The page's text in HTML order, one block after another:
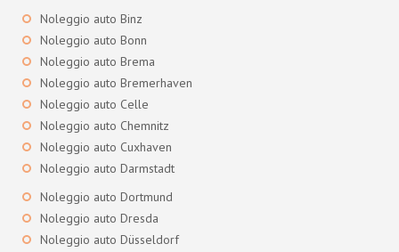
Noleggio auto Binz
Noleggio auto Bonn
Noleggio auto Brema
Noleggio auto Bremerhaven
Noleggio auto Celle
Noleggio auto Chemnitz
Noleggio auto Cuxhaven
Noleggio auto Darmstadt
Noleggio auto Dortmund
Noleggio auto Dresda
Noleggio auto Düsseldorf